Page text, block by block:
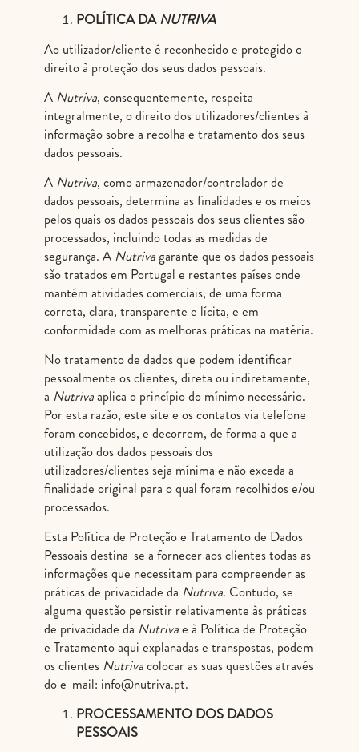
POLÍTICA DANUTRIVA
Ao utilizador/cliente é reconhecido e protegido o
direito à proteção dos seus dados pessoais.
A Nutriva, consequentemente, respeita
integralmente, o direito dos utilizadores/clientes à
informação sobre a recolha e tratamento dos seus
dados pessoais.
A Nutriva, como armazenador/controlador de
dados pessoais, determina as finalidades e os meios
pelos quais os dados pessoais dos seus clientes são
processados, incluindo todas as medidas de
segurança. A Nutrivagarante que os dados pessoais
são tratados em Portugal e restantes países onde
mantém atividades comerciais, de uma forma
correta, clara, transparente e lícita, e em
conformidade com as melhoras práticas na matéria.
No tratamento de dados que podem identificar
pessoalmente os clientes, direta ou indiretamente,
a Nutrivaaplica o princípio do mínimo necessário.
Por esta razão, este site e os contatos via telefone
foram concebidos, e decorrem, de forma a que a
utilização dos dados pessoais dos
utilizadores/clientes seja mínima e não exceda a
finalidade original para o qual foram recolhidos e/ou
processados.
Esta Política de Proteção e Tratamento de Dados
Pessoais destina-se a fornecer aos clientes todas as
informações que necessitam para compreender as
práticas de privacidade da Nutriva. Contudo, se
alguma questão persistir relativamente às práticas
de privacidade da Nutrivae à Política de Proteção
e Tratamento aqui explanadas e transpostas, podem
os clientes Nutrivacolocar as suas questões através
do e-mail: info@nutriva.pt.
PROCESSAMENTO DOS DADOS
PESSOAIS